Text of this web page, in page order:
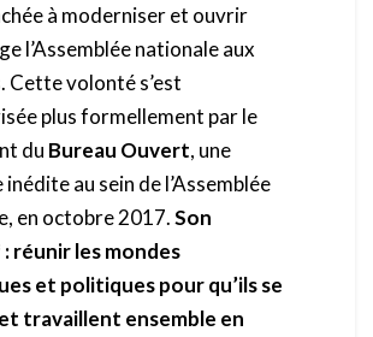
à moderniser et ouvrir
l’Assemblée nationale aux
Cette volonté s’est
plus formellement par le
du Bureau Ouvert, une
au sein de l’Assemblée
en octobre 2017.Son
réunir les mondes
et politiques pour qu’ils se
travaillent ensemble en